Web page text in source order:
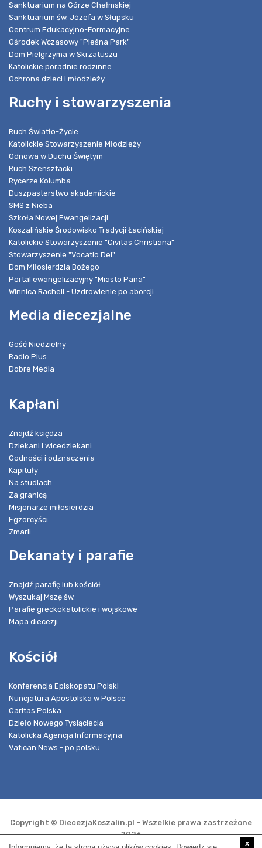
Sanktuarium na Górze Chełmskiej
Sanktuarium św. Józefa w Słupsku
Centrum Edukacyjno-Formacyjne
Ośrodek Wczasowy "Pleśna Park"
Dom Pielgrzyma w Skrzatuszu
Katolickie poradnie rodzinne
Ochrona dzieci i młodzieży
Ruchy i stowarzyszenia
Ruch Światło-Życie
Katolickie Stowarzyszenie Młodzieży
Odnowa w Duchu Świętym
Ruch Szensztacki
Rycerze Kolumba
Duszpasterstwo akademickie
SMS z Nieba
Szkoła Nowej Ewangelizacji
Koszalińskie Środowisko Tradycji Łacińskiej
Katolickie Stowarzyszenie "Civitas Christiana"
Stowarzyszenie "Vocatio Dei"
Dom Miłosierdzia Bożego
Portal ewangelizacyjny "Miasto Pana"
Winnica Racheli - Uzdrowienie po aborcji
Media diecezjalne
Gość Niedzielny
Radio Plus
Dobre Media
Kapłani
Znajdź księdza
Dziekani i wicedziekani
Godności i odznaczenia
Kapituły
Na studiach
Za granicą
Misjonarze miłosierdzia
Egzorcyści
Zmarli
Dekanaty i parafie
Znajdź parafię lub kościół
Wyszukaj Mszę św.
Parafie greckokatolickie i wojskowe
Mapa diecezji
Kościół
Konferencja Episkopatu Polski
Nuncjatura Apostolska w Polsce
Caritas Polska
Dzieło Nowego Tysiąclecia
Katolicka Agencja Informacyjna
Vatican News - po polsku
Copyright © DiecezjaKoszalin.pl - Wszelkie prawa zastrzeżone
2026
x